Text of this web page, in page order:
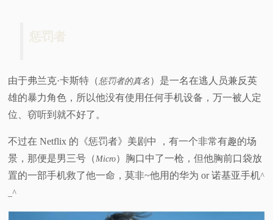
惩罚者
由于弗兰克·卡斯特（ 惩罚者的真名）是一名在逃人员兼反英
雄的暴力角色，所以他没有使用任何手机设备，万一被人定
位、窃听到就不好了。
不过在 Netflix 的《惩罚者》美剧中 ，有一个非常有趣的场
景，那便是男三号（ Micro）胸口中了一枪，但他胸前口袋放
置的一部手机救了他一命，莫非~他用的华为 or 诺基亚手机^
_^